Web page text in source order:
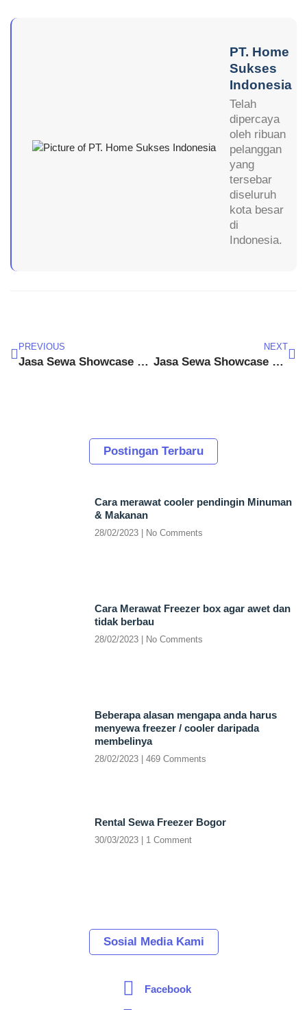
PT. Home
Sukses
Indonesia
Telah
dipercaya
oleh ribuan
pelanggan
yang
tersebar
diseluruh
kota besar
di
Indonesia.
PREVIOUS
Jasa Sewa Showcase Babakanlampeuan
NEXT
Jasa Sewa Showcase Babakanlampit
Postingan Terbaru
Cara merawat cooler pendingin Minuman
& Makanan
28/02/2023 No Comments
Cara Merawat Freezer box agar awet dan
tidak berbau
28/02/2023 No Comments
Beberapa alasan mengapa anda harus
menyewa freezer / cooler daripada
membelinya
28/02/2023 469 Comments
Rental Sewa Freezer Bogor
30/03/2023 1 Comment
Sosial Media Kami
Facebook